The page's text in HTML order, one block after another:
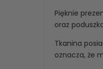
Pięknie
oraz
Tkanina
oznacza, że